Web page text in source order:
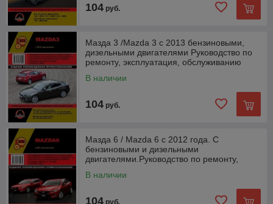
104 руб.
Мазда 3 /Mazda 3 с 2013 бензиновыми,
дизельными двигателями Руководство по
ремонту, эксплуатация, обслуживанию
В наличии
104 руб.
Мазда 6 / Mazda 6 с 2012 года. С
бензиновыми и дизельными
двигателями.Руководство по ремонту,
В наличии
104 руб.